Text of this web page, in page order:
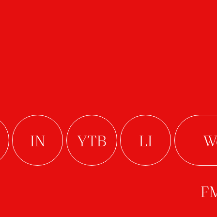
IN THE FIELD